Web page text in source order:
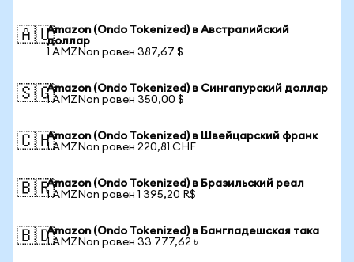
🇦🇺Amazon (Ondo Tokenized) в Австралийский
доллар
1 AMZNon равен 387,67 $
🇸🇬Amazon (Ondo Tokenized) в Сингапурский доллар
1 AMZNon равен 350,00 $
🇨🇭Amazon (Ondo Tokenized) в Швейцарский франк
1 AMZNon равен 220,81 CHF
🇧🇷Amazon (Ondo Tokenized) в Бразильский реал
1 AMZNon равен 1 395,20 R$
🇧🇩Amazon (Ondo Tokenized) в Бангладешская така
1 AMZNon равен 33 777,62 ৳